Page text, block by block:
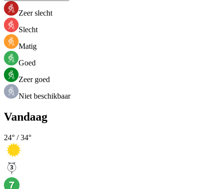
Zeer slecht
Slecht
Matig
Goed
Zeer goed
Niet beschikbaar
Vandaag
24° /34°